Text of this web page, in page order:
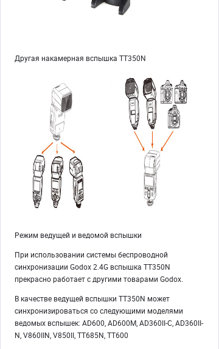
Другая накамерная вспышка TT350N
Режим ведущей и ведомой вспышки
При использовании системы беспроводной
синхронизации Godox 2.4G вспышка TT350N
прекрасно работает с другими товарами Godox.
В качестве ведущей вспышки TT350N может
синхронизироваться со следующими моделями
ведомых вспышек: AD600, AD600M, AD360II-C, AD360II-
N, V860IIN, V850II, TT685N, TT600